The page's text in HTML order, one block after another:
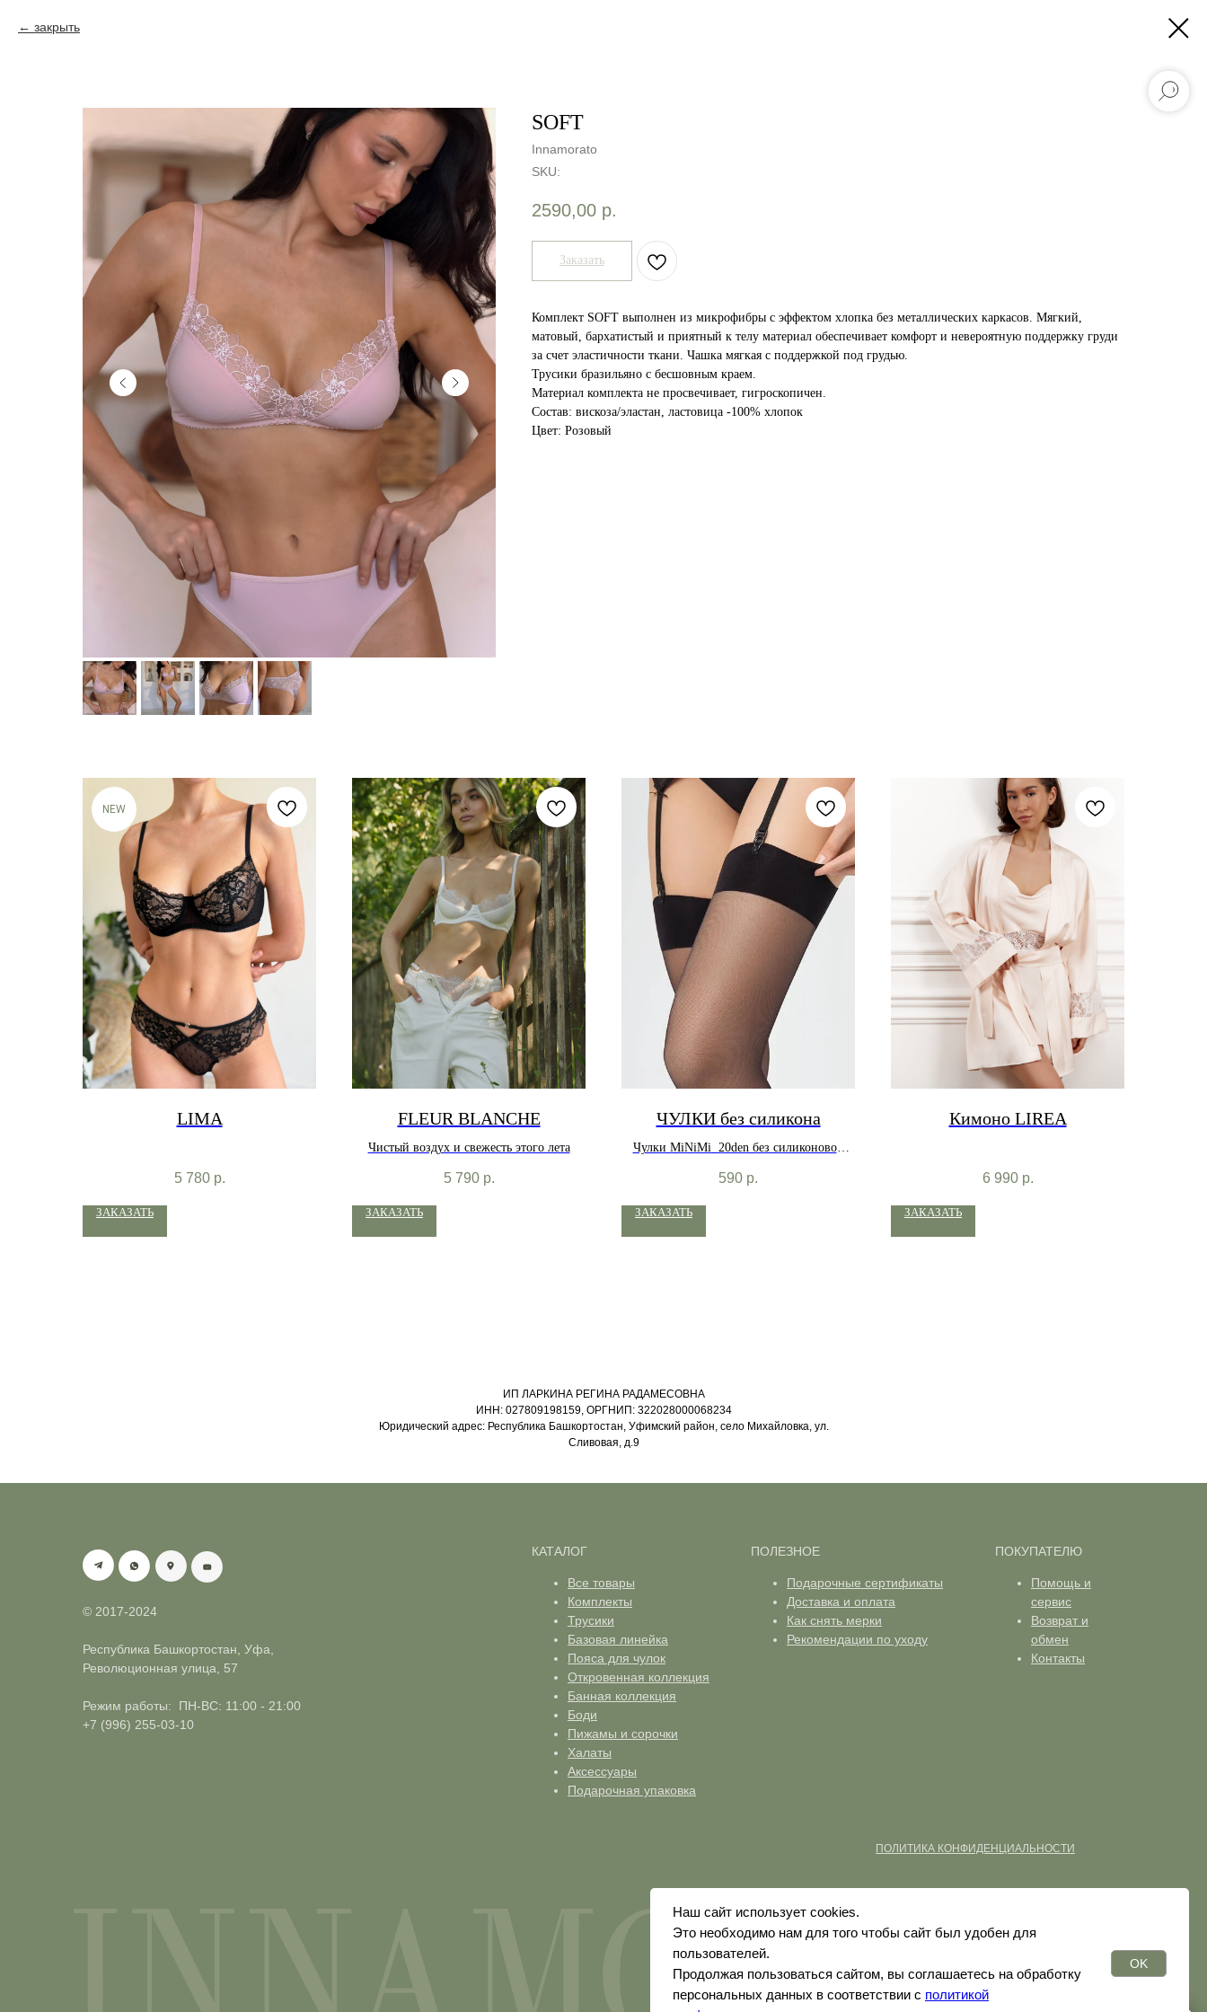
закрыть
SOFT
Innamorato
SKU:
2590,00 р.
Заказать
Комплект SOFТ выполнен из микрофибры с эффектом хлопка без металлических каркасов. Мягкий,
матовый, бархатистый и приятный к телу материал обеспечивает комфорт и невероятную поддержку груди
за счет эластичности ткани. Чашка мягкая с поддержкой под грудью.
Трусики бразильяно с бесшовным краем.
Материал комплекта не просвечивает, гигроскопичен.
Состав: вискоза/эластан, ластовица -100% хлопок
Цвет: Розовый
NEW
LIMA
5 780 р.
ЗАКАЗАТЬ
FLEUR BLANCHE
Чистый воздух и свежесть этого лета
5 790 р.
ЗАКАЗАТЬ
ЧУЛКИ без силикона
Чулки MiNiMi 20den без силиконовой
590 р.
ЗАКАЗАТЬ
Кимоно LIREA
6 990 р.
ЗАКАЗАТЬ
ИП ЛАРКИНА РЕГИНА РАДАМЕСОВНА
ИНН: 027809198159, ОРГНИП: 322028000068234
Юридический адрес: Республика Башкортостан, Уфимский район, село Михайловка, ул.
Сливовая, д.9
Наш сайт использует cookies.
Это необходимо нам для того чтобы сайт был удобен для
пользователей.
Продолжая пользоваться сайтом, вы соглашаетесь на обработку
персональных данных в соответствии с политикой
OK
© 2017-2024
Республика Башкортостан, Уфа,
Революционная улица, 57
Режим работы: ПН-ВС: 11:00 - 21:00
+7 (996) 255-03-10
КАТАЛОГ
Все товары
Комплекты
Трусики
Базовая линейка
Пояса для чулок
Откровенная коллекция
Банная коллекция
Боди
Пижамы и сорочки
Халаты
Аксессуары
Подарочная упаковка
ПОЛЕЗНОЕ
Подарочные сертификаты
Доставка и оплата
Как снять мерки
Рекомендации по уходу
ПОЛИТИКА КОНФИДЕНЦИАЛЬНОСТИ
ПОКУПАТЕЛЮ
Помощь и
сервис
Возврат и
обмен
Контакты